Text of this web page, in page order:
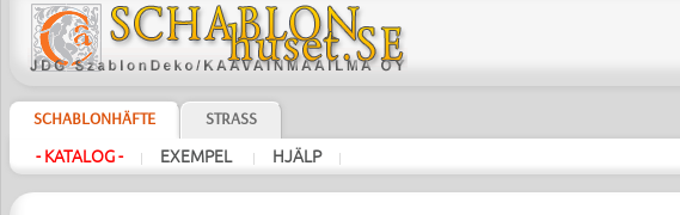
SCHABLONHÄFTE STRASS
- KATALOG - | EXEMPEL | HJÄLP |